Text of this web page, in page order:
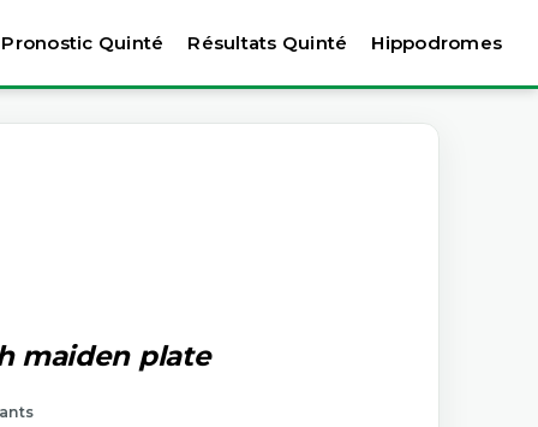
Pronostic Quinté Résultats Quinté Hippodromes
maiden plate